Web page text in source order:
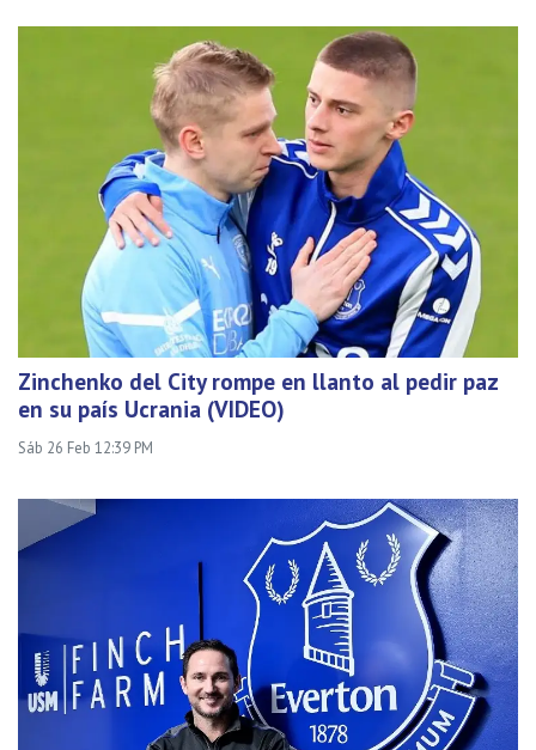
Zinchenko del City rompe en llanto al pedir paz
en su país Ucrania (VIDEO)
Sáb 26 Feb 12:39 PM